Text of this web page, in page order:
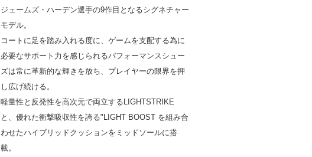
ジェームズ・ハーデン選手の9作目となるシグネチャー
モデル。
コートに足を踏み入れる度に、ゲームを支配する為に
必要なサポート力を感じられるパフォーマンスシュー
ズは常に革新的な輝きを放ち、プレイヤーの限界を押
し広げ続ける。
軽量性と反発性を高次元で両立するLIGHTSTRIKE
と、優れた衝撃吸収性を誇る"LIGHT BOOST を組み合
わせたハイブリッドクッションをミッドソールに搭
載。